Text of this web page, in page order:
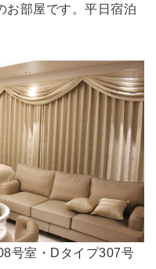
お部屋です。平日宿泊
号室・Dタイプ307号